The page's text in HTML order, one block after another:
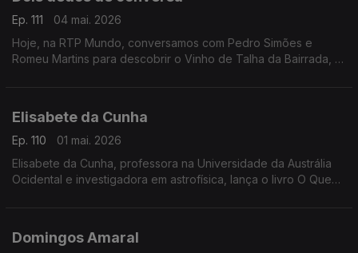
Ep. 111
04 mai. 2026
Hoje, na RTP Mundo, conversamos com Pedro Simões e
Romeu Martins para descobrir o Vinho de Talha da Bairrada, a
Elisabete da Cunha
Ep. 110
01 mai. 2026
Elisabete da Cunha, professora na Universidade da Austrália
Ocidental e investigadora em astrofísica, lança o livro O Que
Domingos Amaral